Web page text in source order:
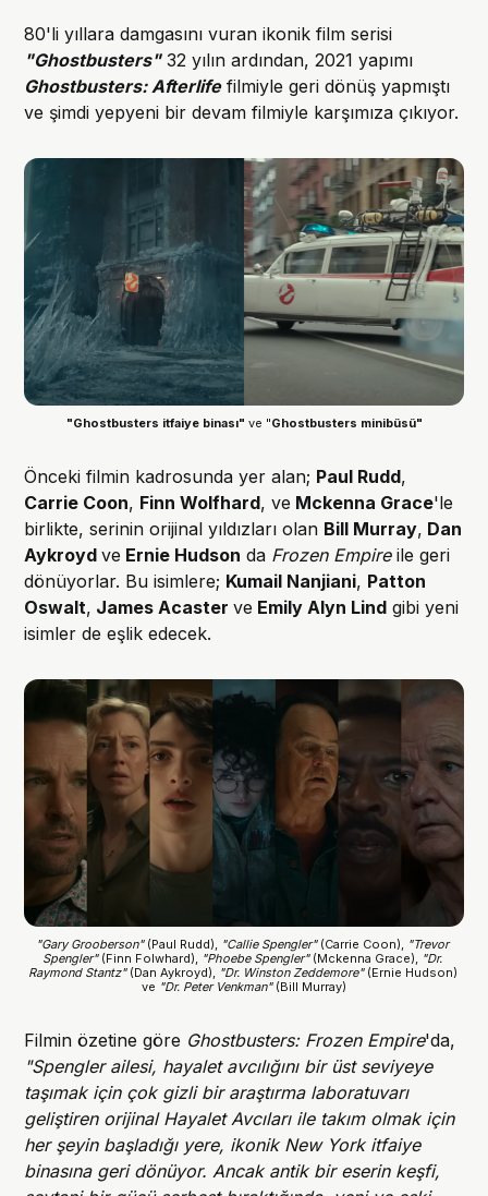
80'li yıllara damgasını vuran ikonik film serisi
"Ghostbusters"32 yılın ardından, 2021 yapımı
Ghostbusters: Afterlifefilmiyle geri dönüş yapmıştı
ve şimdi yepyeni bir devam filmiyle karşımıza çıkıyor.
"Ghostbusters itfaiye binası" ve "Ghostbusters minibüsü"
Önceki filmin kadrosunda yer alan; Paul Rudd,
Carrie Coon, Finn Wolfhard, ve Mckenna Grace'le
birlikte, serinin orijinal yıldızları olan Bill Murray, Dan
Aykroydve Ernie Hudson da Frozen Empireile geri
dönüyorlar. Bu isimlere; Kumail Nanjiani, Patton
Oswalt, James Acasterve Emily Alyn Lind gibi yeni
isimler de eşlik edecek.
"Gary Grooberson" (Paul Rudd), "Callie Spengler" (Carrie Coon), "Trevor
Spengler" (Finn Folwhard), "Phoebe Spengler" (Mckenna Grace), "Dr.
Raymond Stantz" (Dan Aykroyd), "Dr. Winston Zeddemore" (Ernie Hudson)
ve "Dr. Peter Venkman" (Bill Murray)
Filmin özetine göre Ghostbusters: Frozen Empire'da,
"Spengler ailesi, hayalet avcılığını bir üst seviyeye
taşımak için çok gizli bir araştırma laboratuvarı
geliştiren orijinal Hayalet Avcıları ile takım olmak için
her şeyin başladığı yere, ikonik New York itfaiye
binasına geri dönüyor. Ancak antik bir eserin keşfi,